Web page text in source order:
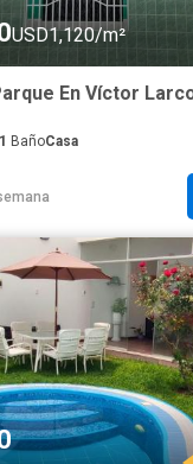
USD1,120/m²
1 BañoCasa